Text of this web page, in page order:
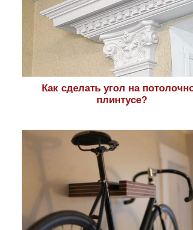
Как сделать угол на
плинтусе?